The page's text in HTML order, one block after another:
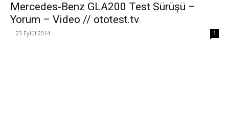
Mercedes-Benz GLA200 Test Sürüşü –
Yorum – Video // ototest.tv
- 23 Eylül 2014 1